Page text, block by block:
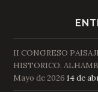
II CONGRESO
HISTORICO.
Mayo de 2026 14 de